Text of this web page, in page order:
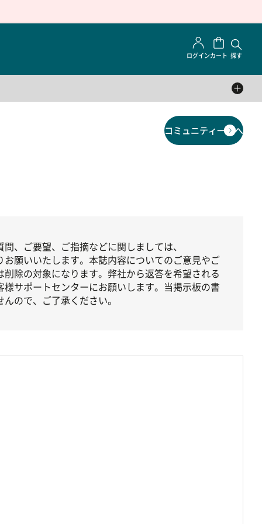
ログインカート 探す
コミュニティ一覧へ
、ご要望、ご指摘などに関しましては、
お願いいたします。本誌内容についてのご意見やご
除の対象になります。弊社から返答を希望される
様サポートセンターにお願いします。当掲示板の書
ので、ご了承ください。